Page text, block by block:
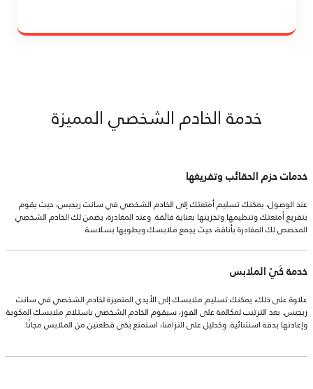
خدمة الخادم الشخصي المميزة
خدمات حزم الحقائب وتفريغها
عند الوصول، يمكنك تسليم أمتعتك إلى الخادم الشخصي في سانت ريجيس، حيث يقوم
بتفريغ أمتعتك وتنظيمها وتخزينها بعناية فائقة. وعند المغادرة، يضمن لك الخادم الشخصي
المخصص لك المغادرة بأناقة، حيث يجمع ملابسك ويطويها بسلاسة.
خدمة كَيْ الملابس
علاوة على ذلك، يمكنك تسليم ملابسك إلى الأيدي المتميزة لخادم الشخصي في سانت
ريجيس. بعد الترتيب لمكالمة على الفور، سيقوم الخادم الشخصي باستلام ملابسك المكوية
وإعادتها بدقة استثنائية. وكدليل على التزامنا، استمتع بكي قطعتين من الملابس مجانًا.